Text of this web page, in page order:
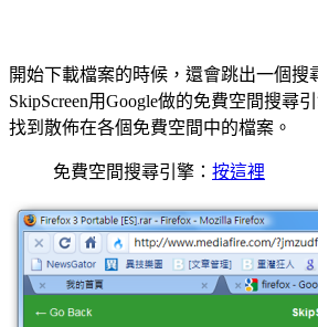
開始下載檔案的時候，還會跳出一個搜
SkipScreen用Google做的免費空間搜尋
找到散佈在各個免費空間中的檔案。
免費空間搜尋引擎： 按這裡